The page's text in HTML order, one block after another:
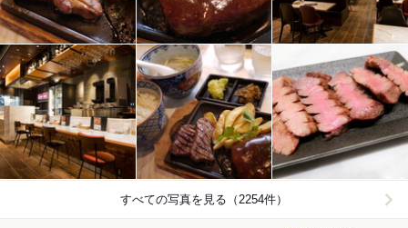
すべての写真を見る（2254件）